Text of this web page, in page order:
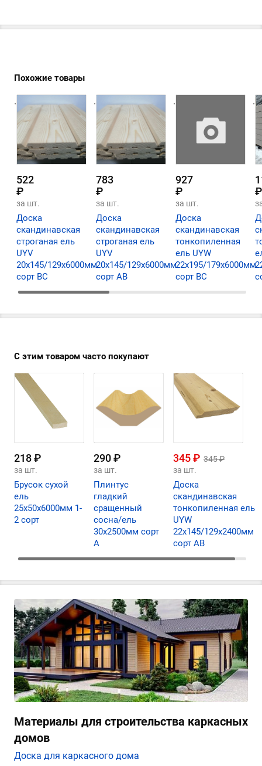
Похожие товары
.
522
₽
за шт.
Доска
скандинавская
строганая ель
UYV
20х145/129х6000мм
сорт ВС
.
783
₽
за шт.
Доска
скандинавская
строганая ель
UYV
20х145/129х6000мм
сорт АВ
.
927
₽
за шт.
Доска
скандинавская
тонкопиленная
ель UYW
22х195/179х6000мм
сорт ВС
.
₽
С этим товаром часто покупают
218 ₽
за шт.
Брусок сухой
ель
25х50х6000мм 1-
2 сорт
290 ₽
за шт.
Плинтус
гладкий
сращенный
сосна/ель
30х2500мм сорт
А
345 ₽ 345 ₽
за шт.
Доска
скандинавская
тонкопиленная ель
UYW
22х145/129х2400мм
сорт АВ
Материалы для строительства каркасных
домов
Доска для каркасного дома